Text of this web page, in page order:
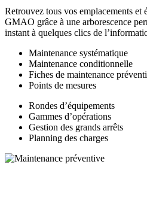
Retrouvez tous vos emplacements et
GMAO grâce à une arborescence
instant à quelques clics de
Maintenance systématique
Maintenance conditionnelle
Fiches de maintenance
Points de mesures
Rondes d’équipements
Gammes d’opérations
Gestion des grands arrêts
Planning des charges